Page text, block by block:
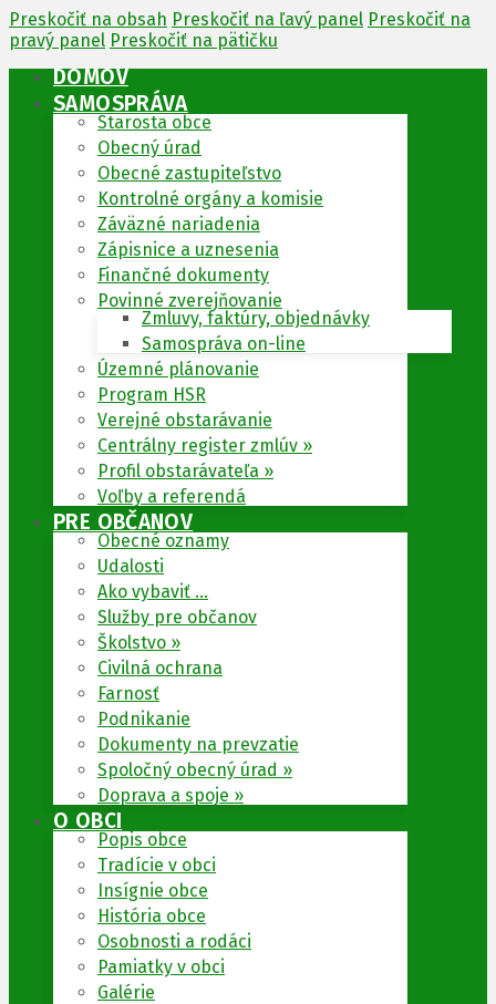
Preskočiť na obsah Preskočiť na ľavý panel Preskočiť na
pravý panel Preskočiť na pätičku
DOMOV
SAMOSPRÁVA
Starosta obce
Obecný úrad
Obecné zastupiteľstvo
Kontrolné orgány a komisie
Záväzné nariadenia
Zápisnice a uznesenia
Finančné dokumenty
Povinné zverejňovanie
Zmluvy, faktúry, objednávky
Samospráva on-line
Územné plánovanie
Program HSR
Verejné obstarávanie
Centrálny register zmlúv »
Profil obstarávateľa »
Voľby a referendá
PRE OBČANOV
Obecné oznamy
Udalosti
Ako vybaviť …
Služby pre občanov
Školstvo »
Civilná ochrana
Farnosť
Podnikanie
Dokumenty na prevzatie
Spoločný obecný úrad »
Doprava a spoje »
O OBCI
Popis obce
Tradície v obci
Insígnie obce
História obce
Osobnosti a rodáci
Pamiatky v obci
Galérie